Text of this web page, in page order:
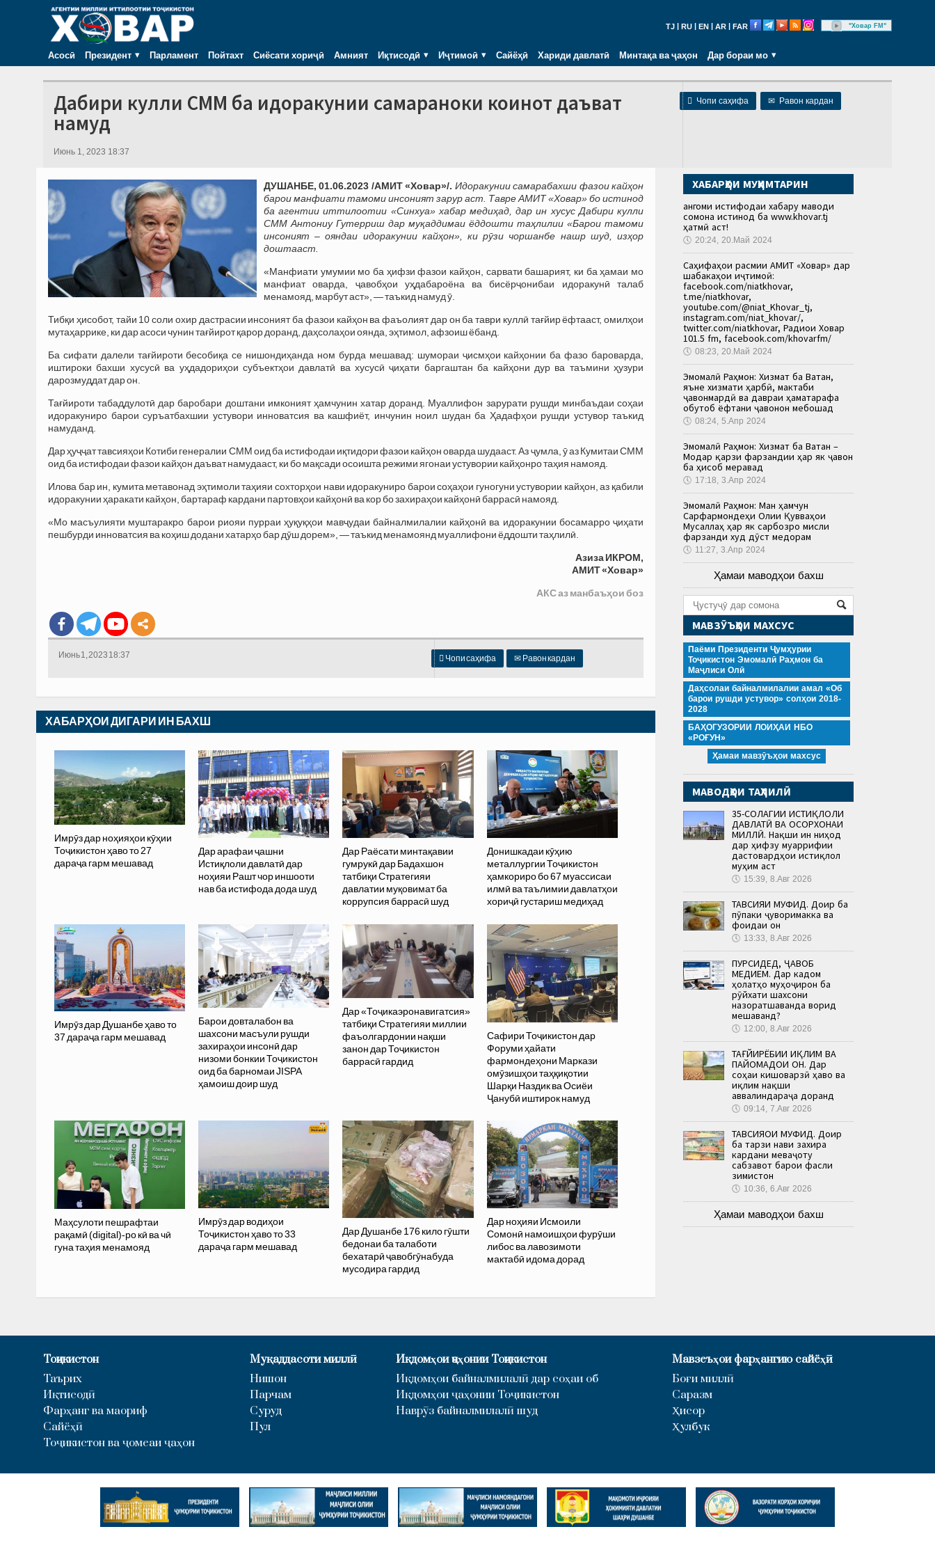
TJ RU EN AR FAR "Ховар FM"
Асосӣ Президент Парламент Пойтахт Сиёсати хориҷӣ Амният Иқтисодӣ Иҷтимоӣ Сайёҳӣ Хариди давлатӣ Минтақа ва ҷаҳон Дар бораи мо
 Чопи саҳифа ✉ Равон кардан
Дабири кулли СММ ба идоракунии самараноки коинот даъват
намуд
Июнь 1, 2023 18:37
ДУШАНБЕ, 01.06.2023 /АМИТ «Ховар»/. Идоракунии самарабахши фазои кайҳон
барои манфиати тамоми инсоният зарур аст. Тавре АМИТ «Ховар» бо истинод
ба агентии иттилоотии «Синхуа» хабар медиҳад, дар ин хусус Дабири кулли
СММ Антониу Гутерриш дар муқаддимаи ёддошти таҳлилии «Барои тамоми
инсоният – ояндаи идоракунии кайҳон», ки рӯзи чоршанбе нашр шуд, изҳор
доштааст.
«Манфиати умумии мо ба ҳифзи фазои кайҳон, сарвати башарият, ки ба ҳамаи мо
манфиат оварда, ҷавобҳои уҳдабароёна ва бисёрҷонибаи идоракунӣ талаб
менамояд, марбут аст», — таъкид намуд ӯ.
Тибқи ҳисобот, тайи 10 соли охир дастрасии инсоният ба фазои кайҳон ва фаъолият дар он ба таври куллӣ тағйир ёфтааст, омилҳои
мутаҳаррике, ки дар асоси чунин тағйирот қарор доранд, даҳсолаҳои оянда, эҳтимол, афзоиш ёбанд.
Ба сифати далели тағйироти бесобиқа се нишондиҳанда ном бурда мешавад: шумораи ҷисмҳои кайҳонии ба фазо бароварда,
иштироки бахши хусусӣ ва уҳдадориҳои субъектҳои давлатӣ ва хусусӣ ҷиҳати баргаштан ба кайҳони дур ва таъмини ҳузури
дарозмуддат дар он.
Тағйироти табаддулотӣ дар баробари доштани имконият ҳамчунин хатар доранд. Муаллифон зарурати рушди минбаъдаи соҳаи
идоракуниро барои суръатбахшии устувори инноватсия ва кашфиёт, инчунин ноил шудан ба Ҳадафҳои рушди устувор таъкид
намуданд.
Дар ҳуҷҷат тавсияҳои Котиби генералии СММ оид ба истифодаи иқтидори фазои кайҳон оварда шудааст. Аз ҷумла, ӯ аз Кумитаи СММ
оид ба истифодаи фазои кайҳон даъват намудааст, ки бо мақсади осоишта режими ягонаи устувории кайҳонро таҳия намояд.
Илова бар ин, кумита метавонад эҳтимоли таҳияи сохторҳои нави идоракуниро барои соҳаҳои гуногуни устувории кайҳон, аз қабили
идоракунии ҳаракати кайҳон, бартараф кардани партовҳои кайҳонӣ ва кор бо захираҳои кайҳонӣ баррасӣ намояд.
«Мо масъулияти муштаракро барои риояи пурраи ҳуқуқҳои мавҷудаи байналмилалии кайҳонӣ ва идоракунии босамарро ҷиҳати
пешбурди инноватсия ва коҳиш додани хатарҳо бар дӯш дорем», — таъкид менамоянд муаллифони ёддошти таҳлилӣ.
Азиза ИКРОМ,
АМИТ «Ховар»
АКС аз манбаъҳои боз
 Чопи саҳифа ✉ Равон кардан
Июнь 1, 2023 18:37
ХАБАРҲОИ ДИГАРИ ИН БАХШ
Имрӯз дар ноҳияҳои кӯҳии
Тоҷикистон ҳаво то 27
дараҷа гарм мешавад
Дар арафаи ҷашни
Истиқлоли давлатӣ дар
ноҳияи Рашт чор иншооти
нав ба истифода дода шуд
Дар Раёсати минтақавии
гумрукӣ дар Бадахшон
татбиқи Стратегияи
давлатии муқовимат ба
коррупсия баррасӣ шуд
Донишкадаи кӯҳию
металлургии Тоҷикистон
ҳамкориро бо 67 муассисаи
илмӣ ва таълимии давлатҳои
хориҷӣ густариш медиҳад
Имрӯз дар Душанбе ҳаво то
37 дараҷа гарм мешавад
Барои довталабон ва
шахсони масъули рушди
захираҳои инсонӣ дар
низоми бонкии Тоҷикистон
оид ба барномаи JISPA
ҳамоиш доир шуд
Дар «Тоҷикаэронавигатсия»
татбиқи Стратегияи миллии
фаъолгардонии нақши
занон дар Тоҷикистон
баррасӣ гардид
Сафири Тоҷикистон дар
Форуми ҳайати
фармондеҳони Маркази
омӯзишҳои таҳқиқотии
Шарқи Наздик ва Осиёи
Ҷанубӣ иштирок намуд
Маҳсулоти пешрафтаи
рақамӣ (digital)-ро кӣ ва чӣ
гуна таҳия менамояд
Имрӯз дар водиҳои
Тоҷикистон ҳаво то 33
дараҷа гарм мешавад
Дар Душанбе 176 кило гӯшти
бедонаи ба талаботи
бехатарӣ ҷавобгӯнабуда
мусодира гардид
Дар ноҳияи Исмоили
Сомонӣ намоишҳои фурӯши
либос ва лавозимоти
мактабӣ идома дорад
ХАБАРҲОИ МУҲИМТАРИН
Ҳангоми истифодаи хабару маводи
сомона истинод ба www.khovar.tj
ҳатмӣ аст!
🕔 20:24, 20.Май 2024
Саҳифаҳои расмии АМИТ «Ховар» дар
шабакаҳои иҷтимоӣ:
facebook.com/niatkhovar,
t.me/niatkhovar,
youtube.com/@niat_Khovar_tj,
instagram.com/niat_khovar/,
twitter.com/niatkhovar, Радиои Ховар
101.5 fm, facebook.com/khovarfm/
🕔 08:23, 20.Май 2024
Эмомалӣ Раҳмон: Хизмат ба Ватан,
яъне хизмати ҳарбӣ, мактаби
ҷавонмардӣ ва давраи ҳаматарафа
обутоб ёфтани ҷавонон мебошад
🕔 08:24, 5.Апр 2024
Эмомалӣ Раҳмон: Хизмат ба Ватан –
Модар қарзи фарзандии ҳар як ҷавон
ба ҳисоб меравад
🕔 17:18, 3.Апр 2024
Эмомалӣ Раҳмон: Ман ҳамчун
Сарфармондеҳи Олии Қувваҳои
Мусаллаҳ ҳар як сарбозро мисли
фарзанди худ дӯст медорам
🕔 11:27, 3.Апр 2024
Ҳамаи маводҳои бахш
МАВЗӮЪҲОИ МАХСУС
Паёми Президенти Ҷумҳурии
Тоҷикистон Эмомалӣ Раҳмон ба
Маҷлиси Олӣ
Даҳсолаи байналмилалии амал «Об
барои рушди устувор» солҳои 2018-
2028
БАҲОГУЗОРИИ ЛОИҲАИ НБО
«РОҒУН»
Ҳамаи мавзӯъҳои махсус
МАВОДҲОИ ТАҲЛИЛӢ
35-СОЛАГИИ ИСТИҚЛОЛИ
ДАВЛАТӢ ВА ОСОРХОНАИ
МИЛЛӢ. Нақши ин ниҳод
дар ҳифзу муаррифии
дастовардҳои истиқлол
муҳим аст
🕔 15:39, 8.Авг 2026
ТАВСИЯИ МУФИД. Доир ба
пӯпаки ҷуворимакка ва
фоидаи он
🕔 13:33, 8.Авг 2026
ПУРСИДЕД, ҶАВОБ
МЕДИҲЕМ. Дар кадом
ҳолатҳо муҳоҷирон ба
рӯйхати шахсони
назоратшаванда ворид
мешаванд?
🕔 12:00, 8.Авг 2026
ТАҒЙИРЁБИИ ИҚЛИМ ВА
ПАЙОМАДҲОИ ОН. Дар
соҳаи кишоварзӣ ҳаво ва
иқлим нақши
аввалиндараҷа доранд
🕔 09:14, 7.Авг 2026
ТАВСИЯҲОИ МУФИД. Доир
ба тарзи нави захира
кардани меваҷоту
сабзавот барои фасли
зимистон
🕔 10:36, 6.Авг 2026
Ҳамаи маводҳои бахш
Тоҷикистон
Таърих
Иқтисодӣ
Фарҳанг ва маориф
Сайёҳӣ
Тоҷикистон ва ҷомеаи ҷаҳон
Муқаддасоти миллӣ
Нишон
Парчам
Суруд
Пул
Иқдомҳои ҷаҳонии Тоҷикистон
Иқдомҳои байналмилалӣ дар соҳаи об
Иқдомҳои ҷаҳонии Тоҷикистон
Наврӯз байналмилалӣ шуд
Мавзеъҳои фарҳангию сайёҳӣ
Боғи миллӣ
Саразм
Ҳисор
Ҳулбук